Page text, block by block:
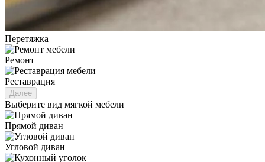
Перетяжка
Ремонт
Реставрация
Далее
Выберите вид мягкой мебели
Прямой диван
Угловой диван